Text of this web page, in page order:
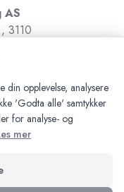
AS
3110
din opplevelse, analysere
'Godta alle' samtykker
for analyse- og
mer